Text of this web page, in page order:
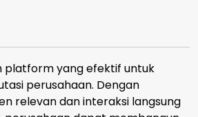
platform yang efektif untuk
perusahaan. Dengan
relevan dan interaksi langsung